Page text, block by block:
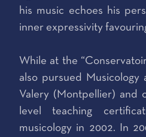
his music echoes his
inner expressivity
While at the
also pursued Musicology
Valery (Montpellier) and
level teaching
musicology in 2002. In